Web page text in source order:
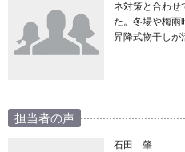
ネ対策と合わせ
た。冬場や梅雨
昇降式物干しが
担当者の声
石田 肇